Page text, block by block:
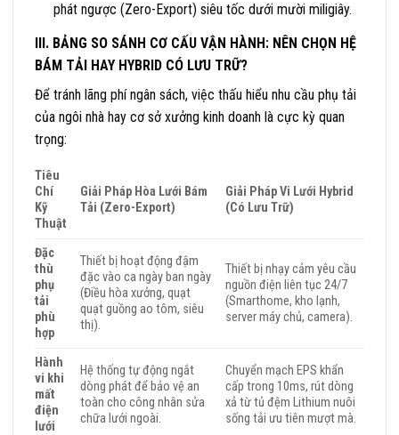
phát ngược (Zero-Export) siêu tốc dưới mười miligiây.
III. BẢNG SO SÁNH CƠ CẤU VẬN HÀNH: NÊN CHỌN HỆ
BÁM TẢI HAY HYBRID CÓ LƯU TRỮ?
Để tránh lãng phí ngân sách, việc thấu hiểu nhu cầu phụ tải
của ngôi nhà hay cơ sở xưởng kinh doanh là cực kỳ quan
trọng:
Tiêu
Chí
Kỹ
Thuật
Giải Pháp Hòa Lưới Bám
Tải (Zero-Export)
Giải Pháp Vi Lưới Hybrid
(Có Lưu Trữ)
Đặc
thù
phụ
tải
phù
hợp
Thiết bị hoạt động đậm
đặc vào ca ngày ban ngày
(Điều hòa xưởng, quạt
quạt guồng ao tôm, siêu
thị).
Thiết bị nhạy cảm yêu cầu
nguồn điện liên tục 24/7
(Smarthome, kho lạnh,
server máy chủ, camera).
Hành
vi khi
mất
điện
lưới
Hệ thống tự động ngắt
dòng phát để bảo vệ an
toàn cho công nhân sửa
chữa lưới ngoài.
Chuyển mạch EPS khẩn
cấp trong 10ms, rút dòng
xả từ tủ đệm Lithium nuôi
sống tải ưu tiên mượt mà.